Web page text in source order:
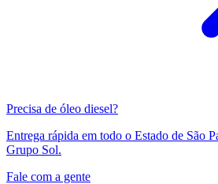
Precisa de óleo diesel?
Entrega rápida em todo o Estado de São
Grupo Sol.
Fale com a gente